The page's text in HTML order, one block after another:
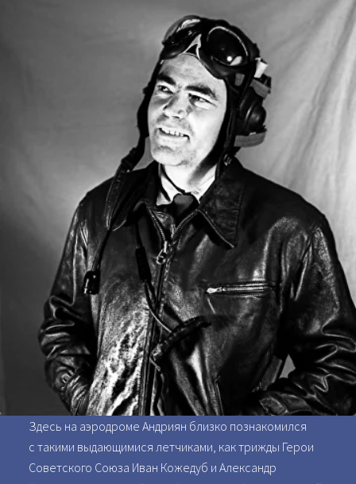
Здесь на аэродроме Андриян близко познакомился
с такими выдающимися летчиками, как трижды Герои
Советского Союза Иван Кожедуб и Александр